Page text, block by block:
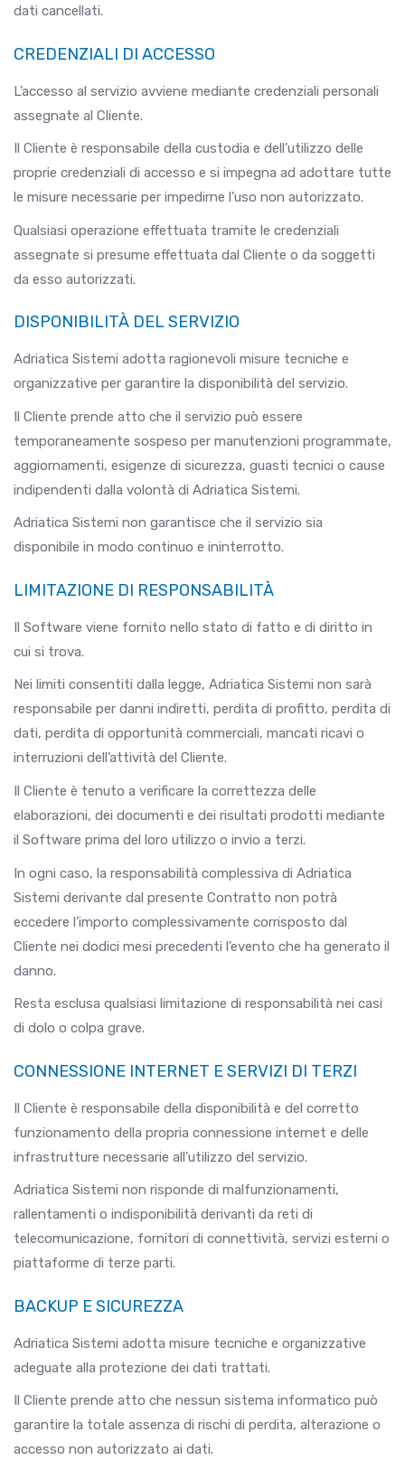
dati cancellati.
CREDENZIALI DI ACCESSO
L’accesso al servizio avviene mediante credenziali personali
assegnate al Cliente.
Il Cliente è responsabile della custodia e dell’utilizzo delle
proprie credenziali di accesso e si impegna ad adottare tutte
le misure necessarie per impedirne l’uso non autorizzato.
Qualsiasi operazione effettuata tramite le credenziali
assegnate si presume effettuata dal Cliente o da soggetti
da esso autorizzati.
DISPONIBILITÀ DEL SERVIZIO
Adriatica Sistemi adotta ragionevoli misure tecniche e
organizzative per garantire la disponibilità del servizio.
Il Cliente prende atto che il servizio può essere
temporaneamente sospeso per manutenzioni programmate,
aggiornamenti, esigenze di sicurezza, guasti tecnici o cause
indipendenti dalla volontà di Adriatica Sistemi.
Adriatica Sistemi non garantisce che il servizio sia
disponibile in modo continuo e ininterrotto.
LIMITAZIONE DI RESPONSABILITÀ
Il Software viene fornito nello stato di fatto e di diritto in
cui si trova.
Nei limiti consentiti dalla legge, Adriatica Sistemi non sarà
responsabile per danni indiretti, perdita di profitto, perdita di
dati, perdita di opportunità commerciali, mancati ricavi o
interruzioni dell’attività del Cliente.
Il Cliente è tenuto a verificare la correttezza delle
elaborazioni, dei documenti e dei risultati prodotti mediante
il Software prima del loro utilizzo o invio a terzi.
In ogni caso, la responsabilità complessiva di Adriatica
Sistemi derivante dal presente Contratto non potrà
eccedere l’importo complessivamente corrisposto dal
Cliente nei dodici mesi precedenti l’evento che ha generato il
danno.
Resta esclusa qualsiasi limitazione di responsabilità nei casi
di dolo o colpa grave.
CONNESSIONE INTERNET E SERVIZI DI TERZI
Il Cliente è responsabile della disponibilità e del corretto
funzionamento della propria connessione internet e delle
infrastrutture necessarie all’utilizzo del servizio.
Adriatica Sistemi non risponde di malfunzionamenti,
rallentamenti o indisponibilità derivanti da reti di
telecomunicazione, fornitori di connettività, servizi esterni o
piattaforme di terze parti.
BACKUP E SICUREZZA
Adriatica Sistemi adotta misure tecniche e organizzative
adeguate alla protezione dei dati trattati.
Il Cliente prende atto che nessun sistema informatico può
garantire la totale assenza di rischi di perdita, alterazione o
accesso non autorizzato ai dati.